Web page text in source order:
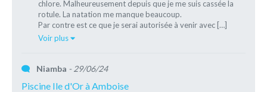
chlore. Malheureusement depuis que je me suis cassée la
rotule. La natation me manque beaucoup.
Par contre est ce que je serai autorisée à venir avec […]
Voir plus
Niamba - 29/06/24
Piscine Ile d'Or à Amboise